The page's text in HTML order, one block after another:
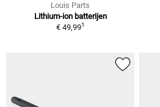
Louis Parts
Lithium-ion batterijen
€ 49,991